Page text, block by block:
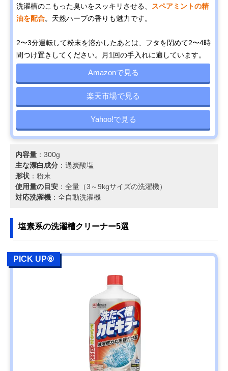
洗濯槽のこもった臭いをスッキリさせる、 スペアミントの精
油を配合。天然ハーブの香りも魅力です。
2〜3分運転して粉末を溶かしたあとは、フタを閉めて2〜4時
間つけ置きしてください。月1回の手入れに適しています。
Amazonで見る
楽天市場で見る
Yahoo!で見る
内容量 ：300g
主な漂白成分 ：過炭酸塩
形状 ：粉末
使用量の目安 ：全量（3～9kgサイズの洗濯機）
対応洗濯機 ：全自動洗濯機
塩素系の洗濯槽クリーナー5選
PICK UP⑥